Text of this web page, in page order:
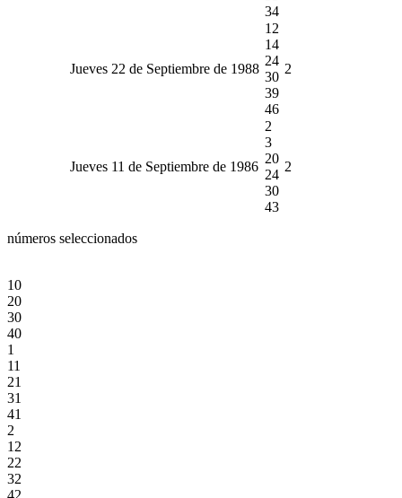
34
Jueves 22 de Septiembre de 1988
12
14
24
30
39
46
2
Jueves 11 de Septiembre de 1986
2
3
20
24
30
43
2
números seleccionados
10
20
30
40
1
11
21
31
41
2
12
22
32
42